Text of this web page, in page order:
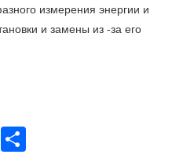
измерения энергии и
и замены из -за его
LinkedIn